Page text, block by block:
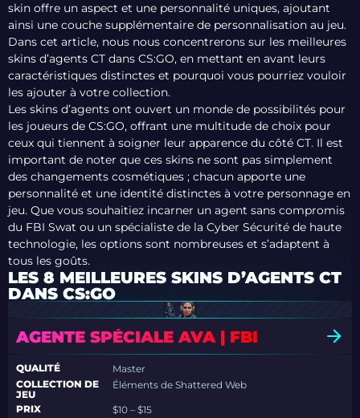
skin offre un aspect et une personnalité uniques, ajoutant
ainsi une couche supplémentaire de personnalisation au jeu.
Dans cet article, nous nous concentrerons sur les meilleures
skins d’agents CT dans CS:GO, en mettant en avant leurs
caractéristiques distinctes et pourquoi vous pourriez vouloir
les ajouter à votre collection.
Les skins d’agents ont ouvert un monde de possibilités pour
les joueurs de CS:GO, offrant une multitude de choix pour
ceux qui tiennent à soigner leur apparence du côté CT. Il est
important de noter que ces skins ne sont pas simplement
des changements cosmétiques ; chacun apporte une
personnalité et une identité distinctes à votre personnage en
jeu. Que vous souhaitiez incarner un agent sans compromis
du FBI Swat ou un spécialiste de la Cyber Sécurité de haute
technologie, les options sont nombreuses et s’adaptent à
tous les goûts.
LES 8 MEILLEURES SKINS D’AGENTS CT
DANS CS:GO
AGENTE SPÉCIALE AVA | FBI
QUALITÉ
Master
COLLECTION DE
JEU
Éléments de Shattered Web
PRIX
$10 – $15